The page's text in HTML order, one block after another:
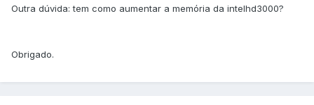
Outra dúvida: tem como aumentar a memória da intelhd3000?
Obrigado.